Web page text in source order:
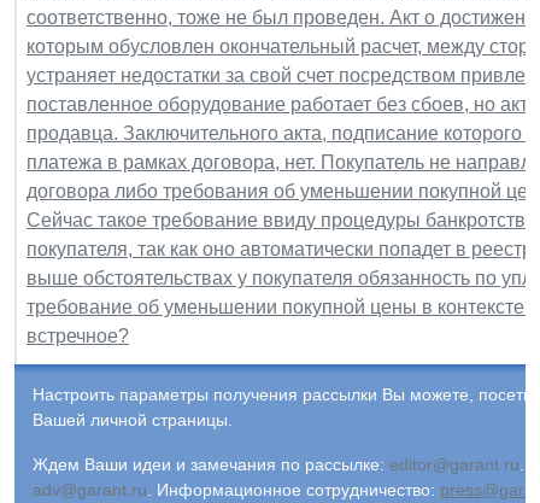
соответственно, тоже не был проведен. Акт о
которым обусловлен окончательный расчет, между
устраняет недостатки за свой счет посредством
поставленное оборудование работает без сбоев, но
продавца. Заключительного акта, подписание которого
платежа в рамках договора, нет. Покупатель не
договора либо требования об уменьшении покупной
Сейчас такое требование ввиду процедуры
покупателя, так как оно автоматически попадет в
выше обстоятельствах у покупателя обязанность по
требование об уменьшении покупной цены в контексте
встречное?
Настроить параметры получения рассылки Вы можете,
Вашей личной страницы.
Ждем Ваши идеи и замечания по рассылке: editor@garant.ru
adv@garant.ru
Информационное сотрудничество: